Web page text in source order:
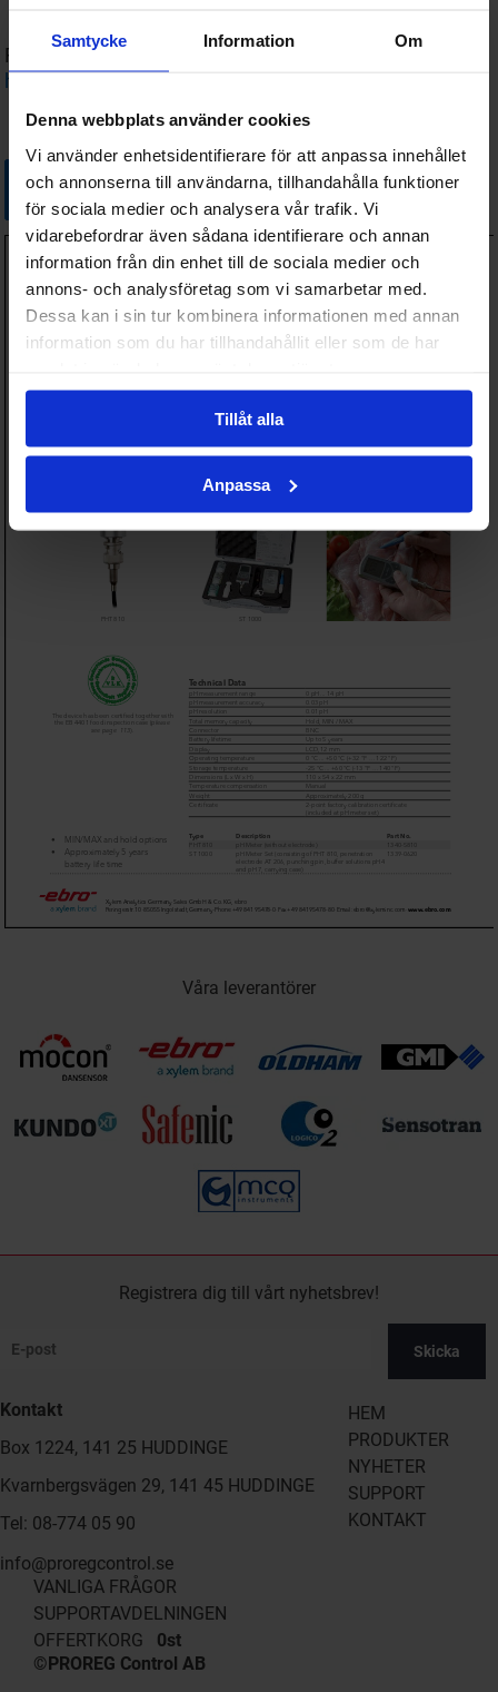
Samtycke Information Om
Denna webbplats använder cookies
Vi använder enhetsidentifierare för att anpassa innehållet
och annonserna till användarna, tillhandahålla funktioner
för sociala medier och analysera vår trafik. Vi
vidarebefordrar även sådana identifierare och annan
information från din enhet till de sociala medier och
annons- och analysföretag som vi samarbetar med.
Dessa kan i sin tur kombinera informationen med annan
information som du har tillhandahållit eller som de har
Tillåt alla
Anpassa
För att se vårt kompletta utbud av pH-mätare –
här
Våra leverantörer
Registrera dig till vårt nyhetsbrev!
Skicka
Kontakt
Box 1224, 141 25 HUDDINGE
Kvarnbergsvägen 29, 141 45 HUDDINGE
Tel: 08-774 05 90
info@proregcontrol.se
HEM
PRODUKTER
NYHETER
SUPPORT
KONTAKT
VANLIGA FRÅGOR
SUPPORTAVDELNINGEN
OFFERTKORG
0st
©PROREG Control AB